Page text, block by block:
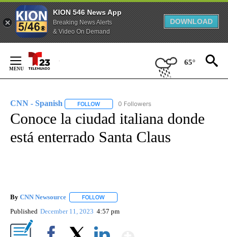
KION 546 News App
Breaking News Alerts
& Video On Demand
DOWNLOAD
Content
65°
CNN - Spanish FOLLOW FOLLOW "CNN - SPANISH" TO RECEIVE
0 Followers
Conoce la ciudad italiana donde
está enterrado Santa Claus
By CNN Newsource FOLLOW
Published December 11, 2023 4:57 pm